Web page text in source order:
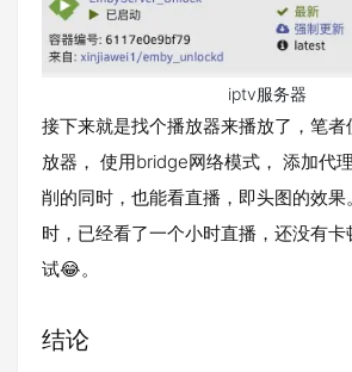
iptv服务器
接下来就是找个播放器来播放了，笔
放器， 使用bridge网络模式， 添加代
削的同时，也能看直播，即头图的效
时，已经看了一个小时直播，还没有
试😂。
结论